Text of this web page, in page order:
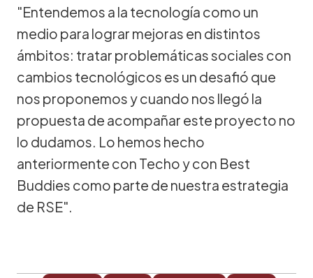
"Entendemos a la tecnología como un
medio para lograr mejoras en distintos
ámbitos: tratar problemáticas sociales con
cambios tecnológicos es un desafió que
nos proponemos y cuando nos llegó la
propuesta de acompañar este proyecto no
lo dudamos. Lo hemos hecho
anteriormente con Techo y con Best
Buddies como parte de nuestra estrategia
de RSE".